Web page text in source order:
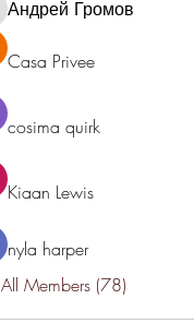
Андрей Громов
Casa Privee
cosima quirk
Kiaan Lewis
nyla harper
Members (78)